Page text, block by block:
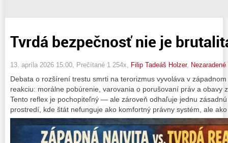
Tvrdá bezpečnosť nie je
13. apríla 2026 15:00 , Prečítané 1 254x, Filip Tadeáš Holzer, Nezaradené
Debata o rozšírení trestu smrti na terorizmus vyvoláva v
reakciu: morálne pobúrenie, varovania o porušovaní práv a obavy
Tento reflex je pochopiteľný — ale zároveň odhaľuje jednu
prostredí, kde štát nefunguje ako komfortný právny systém, ale